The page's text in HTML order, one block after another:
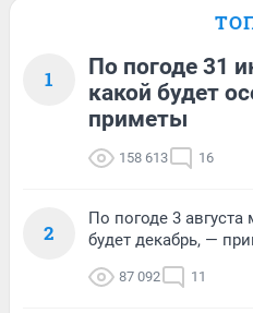
1
По погоде 31
какой будет
приметы
158 613 16
2
По погоде 3
будет декабрь, —
87 092 11